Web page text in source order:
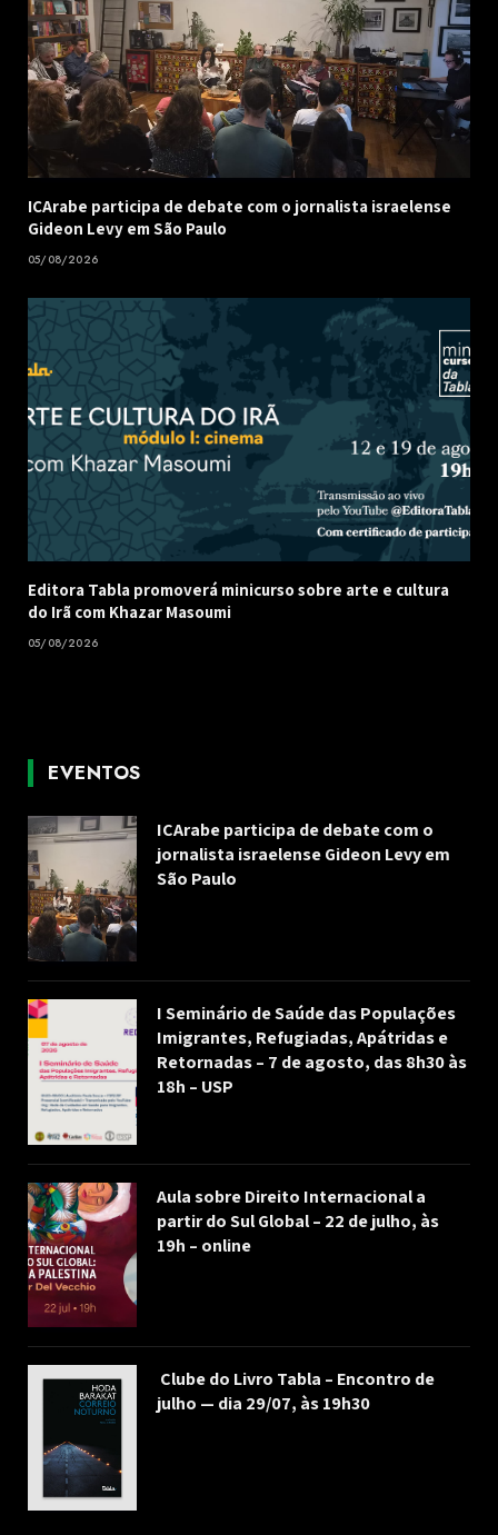
ICArabe participa de debate com o jornalista israelense
Gideon Levy em São Paulo
05/08/2026
Editora Tabla promoverá minicurso sobre arte e cultura
do Irã com Khazar Masoumi
05/08/2026
EVENTOS
ICArabe participa de debate com o
jornalista israelense Gideon Levy em
São Paulo
I Seminário de Saúde das Populações
Imigrantes, Refugiadas, Apátridas e
Retornadas – 7 de agosto, das 8h30 às
18h – USP
Aula sobre Direito Internacional a
partir do Sul Global – 22 de julho, às
19h – online
Clube do Livro Tabla – Encontro de
julho — dia 29/07, às 19h30